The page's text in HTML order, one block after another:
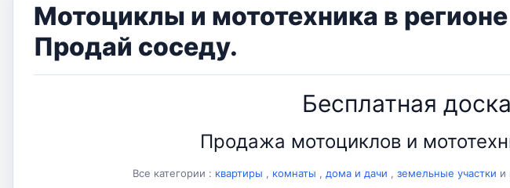
Мотоциклы и мототехника в
Продай соседу.
Бесплатная
Продажа мотоциклов и
Все категории : квартиры , комнаты , дома и дачи , земельные участки и